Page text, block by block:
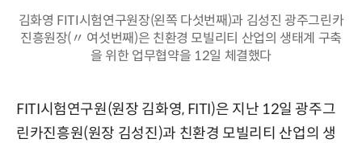
김화영 FITI시험연구원장(왼쪽 다섯번째)과 김성진 광주그린카
진흥원장(〃 여섯번째)은 친환경 모빌리티 산업의 생태계 구축
을 위한 업무협약을 12일 체결했다
FITI시험연구원(원장 김화영, FITI)은 지난 12일 광주그
린카진흥원(원장 김성진)과 친환경 모빌리티 산업의 생